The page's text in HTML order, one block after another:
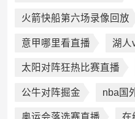
火箭快船第六场录像回放
意甲哪里看直播 湖人
太阳对阵狂热比赛直播
公牛对阵掘金 nba国